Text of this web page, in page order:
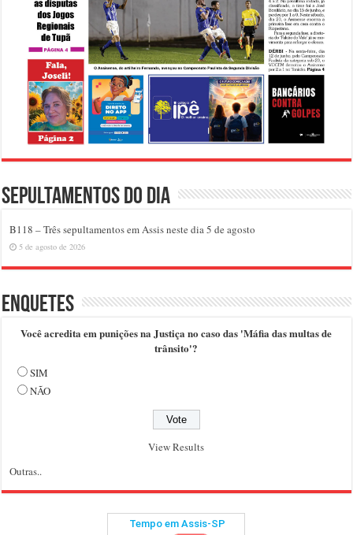
Sepultamentos do dia
B118 – Três sepultamentos em Assis neste dia 5 de agosto
5 de agosto de 2026
Enquetes
Você acredita em punições na Justiça no caso das 'Máfia das multas de
trânsito'?
SIM
NÃO
View Results
Outras..